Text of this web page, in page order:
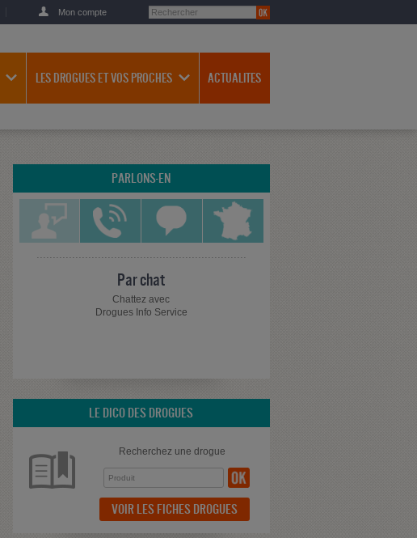
Mon compte
LES DROGUES ET VOS PROCHES ACTUALITES
PARLONS-EN
Par chat
Chattez avec
Drogues Info Service
LE DICO DES DROGUES
Recherchez une drogue
VOIR LES FICHES DROGUES